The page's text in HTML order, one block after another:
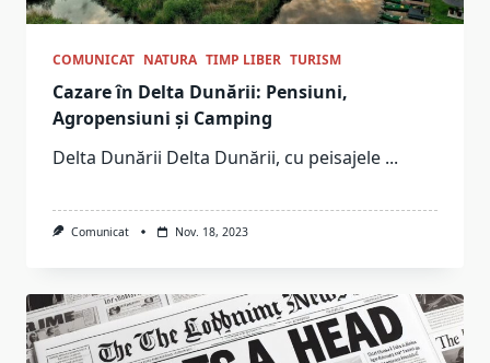
COMUNICAT NATURA TIMP LIBER TURISM
Cazare în Delta Dunării: Pensiuni,
Agropensiuni și Camping
Delta Dunării Delta Dunării, cu peisajele ...
Comunicat Nov. 18, 2023